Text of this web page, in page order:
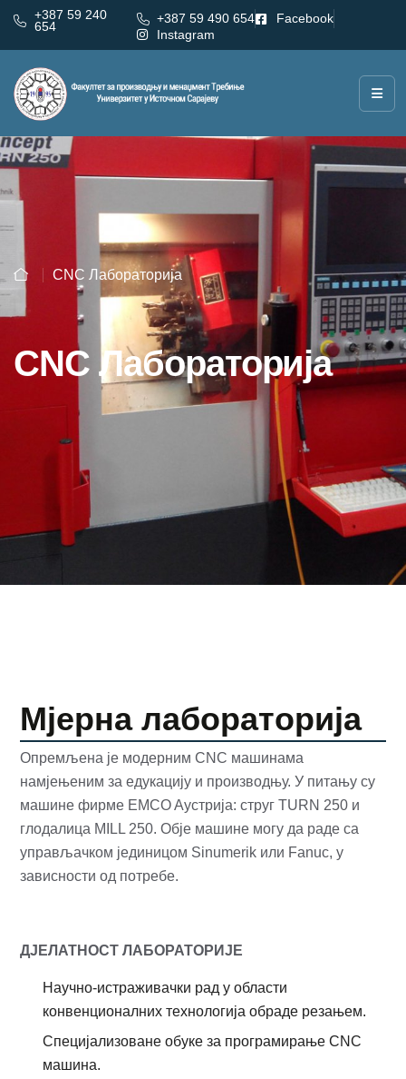
+387 59 240
654
+387 59 490 654
Facebook
Instagram
CNC Лабораторија
CNC Лабораторија
Мјерна лабораторија
Опремљена је модерним CNC машинама
намјењеним за едукацију и производњу. У питању су
машине фирме EMCO Aустрија: струг TURN 250 и
глодалица MILL 250. Обје машине могу да раде са
управљачком јединицом Sinumerik или Fanuc, у
зависности од потребе.
ДЈЕЛАТНОСТ ЛАБОРАТОРИЈЕ
Научно-истраживачки рад у области
конвенционалних технологија обраде резањем.
Специјализоване обуке за програмирање CNC
машина.